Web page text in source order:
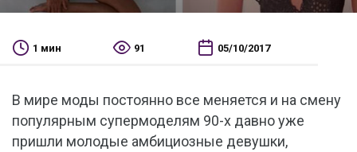
1 мин 91 05/10/2017
В мире моды постоянно все меняется и на смену
популярным супермоделям 90-х давно уже
пришли молодые амбициозные девушки,